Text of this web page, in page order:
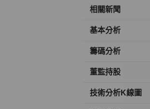
相關新聞
基本分析
籌碼分析
董監持股
技術分析K線圖